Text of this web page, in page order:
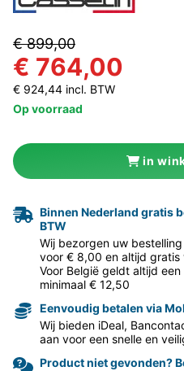
€ 899,00
€ 764,00
€ 924,44 incl. BTW
Op voorraad
in
Binnen Nederland gratis
BTW
Wij bezorgen uw
voor € 8,00 en altijd gratis
Voor België geldt altijd
minimaal € 12,50
Eenvoudig betalen via
Wij bieden iDeal,
aan voor een snelle en
Product niet gevonden?